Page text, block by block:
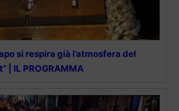
si respira già l’atmosfera del
| IL PROGRAMMA